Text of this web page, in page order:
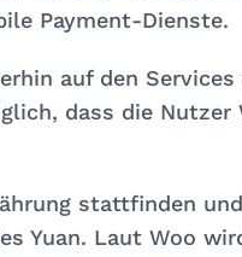
Payment-Dienste.
auf den Services
dass die Nutzer
stattfinden
Yuan. Laut Woo